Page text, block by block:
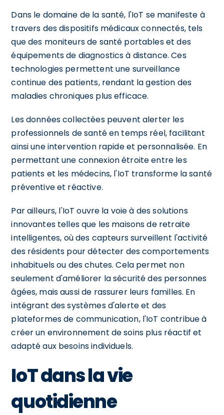
Dans le domaine de la santé, l'IoT se manifeste à
travers des dispositifs médicaux connectés, tels
que des moniteurs de santé portables et des
équipements de diagnostics à distance. Ces
technologies permettent une surveillance
continue des patients, rendant la gestion des
maladies chroniques plus efficace.
Les données collectées peuvent alerter les
professionnels de santé en temps réel, facilitant
ainsi une intervention rapide et personnalisée. En
permettant une connexion étroite entre les
patients et les médecins, l'IoT transforme la santé
préventive et réactive.
Par ailleurs, l'IoT ouvre la voie à des solutions
innovantes telles que les maisons de retraite
intelligentes, où des capteurs surveillent l'activité
des résidents pour détecter des comportements
inhabituels ou des chutes. Cela permet non
seulement d'améliorer la sécurité des personnes
âgées, mais aussi de rassurer leurs familles. En
intégrant des systèmes d'alerte et des
plateformes de communication, l'IoT contribue à
créer un environnement de soins plus réactif et
adapté aux besoins individuels.
IoT dans la vie
quotidienne